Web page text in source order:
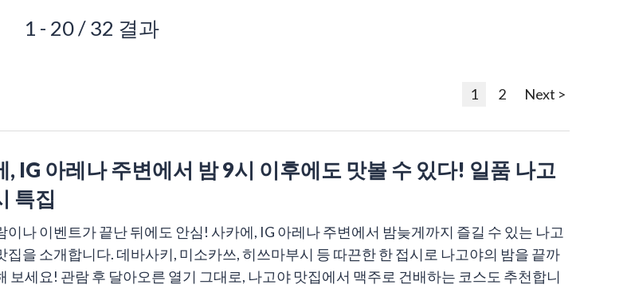
1 - 20 / 32 결과
1 2 Next >
, IG 아레나 주변에서 밤 9시 이후에도 맛볼 수 있다! 일품 나고
특집
이나 이벤트가 끝난 뒤에도 안심! 사카에, IG 아레나 주변에서 밤늦게까지 즐길 수 있는 나고
집을 소개합니다. 데바사키, 미소카쓰, 히쓰마부시 등 따끈한 한 접시로 나고야의 밤을 끝까
보세요! 관람 후 달아오른 열기 그대로, 나고야 맛집에서 맥주로 건배하는 코스도 추천합니